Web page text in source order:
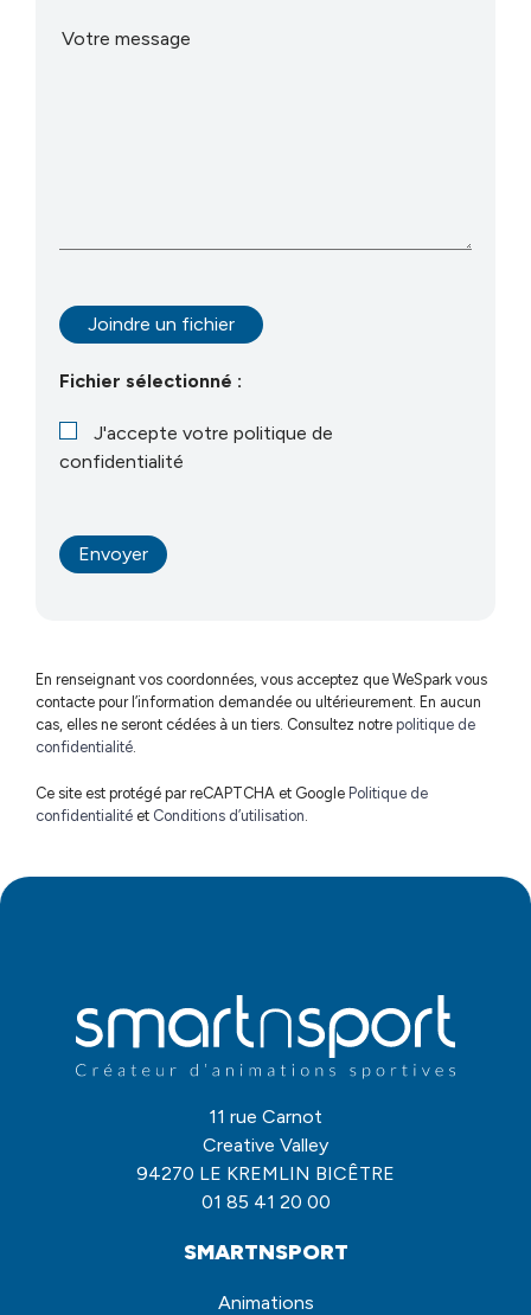
Votre message
Joindre un fichier
J'accepte votre politique de
confidentialité
En renseignant vos coordonnées, vous acceptez que WeSpark vous
contacte pour l’information demandée ou ultérieurement. En aucun
cas, elles ne seront cédées à un tiers. Consultez notre politique de
confidentialité
Ce site est protégé par reCAPTCHA et Google Politique de
confidentialité et Conditions d’utilisation
11 rue Carnot
Creative Valley
94270 LE KREMLIN BICÊTRE
01 85 41 20 00
SMARTNSPORT
Animations